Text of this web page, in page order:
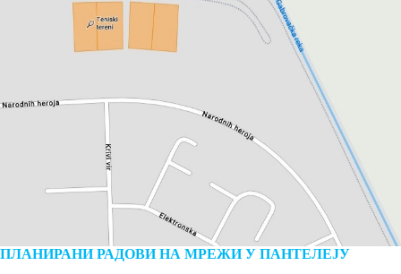
ПЛАНИРАНИ РАДОВИ НА МРЕЖИ У ПАНТЕЛЕЈУ